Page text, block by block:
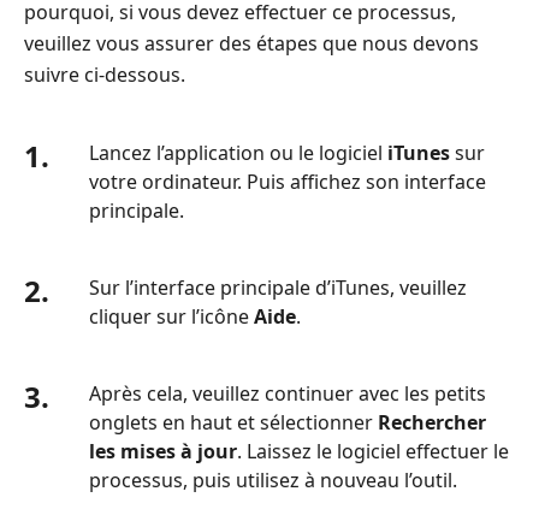
pourquoi, si vous devez effectuer ce processus,
veuillez vous assurer des étapes que nous devons
suivre ci-dessous.
1. Lancez l’application ou le logiciel iTunessur
votre ordinateur. Puis affichez son interface
principale.
2.
Sur l’interface principale d’iTunes, veuillez
cliquer sur l’icôneAide.
3.
Après cela, veuillez continuer avec les petits
onglets en haut et sélectionner Rechercher
les mises à jour. Laissez le logiciel effectuer le
processus, puis utilisez à nouveau l’outil.